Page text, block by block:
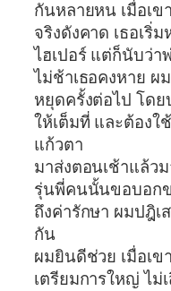
กันหลายหน เมื่อเข
จริงดังคาด เธอเริ่
ไฮเปอร์ แต่ก็นับว่า
ไม่ช้าเธอคงหาย ผ
หยุดครั้งต่อไป โดย
ให้เต็มที่ และต้องใ
แก้วตา
มาส่งตอนเช้าแล้ว
รุ่นพี่คนนั้นขอบอก
ถึงค่ารักษา ผมปฎิเ
กัน
ผมยินดีช่วย เมื่อเข
เตรียมการใหญ่ ไม่